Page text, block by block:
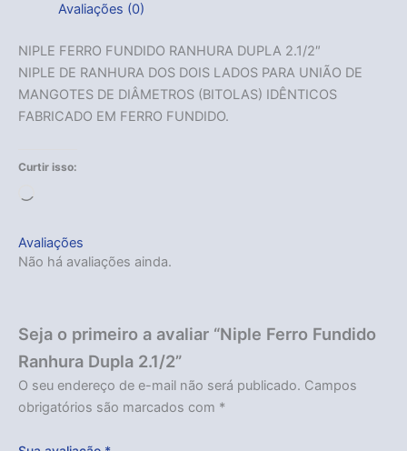
Avaliações (0)
NIPLE FERRO FUNDIDO RANHURA DUPLA 2.1/2″
NIPLE DE RANHURA DOS DOIS LADOS PARA UNIÃO DE
MANGOTES DE DIÂMETROS (BITOLAS) IDÊNTICOS
FABRICADO EM FERRO FUNDIDO.
Curtir isso:
Avaliações
Não há avaliações ainda.
Seja o primeiro a avaliar “Niple Ferro Fundido
Ranhura Dupla 2.1/2”
O seu endereço de e-mail não será publicado. Campos
obrigatórios são marcados com *